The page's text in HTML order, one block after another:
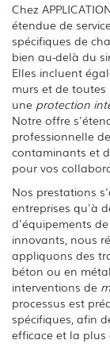
Chez
étendue de
spécifiques de
bien au-delà du
Elles incluent
murs et de
une protection
Notre offre
professionnelle
contaminants et
pour vos
Nos prestations
entreprises qu'à
d'équipements
innovants, nous
appliquons des
béton ou en
interventions de
processus est
spécifiques, afin
efficace et la